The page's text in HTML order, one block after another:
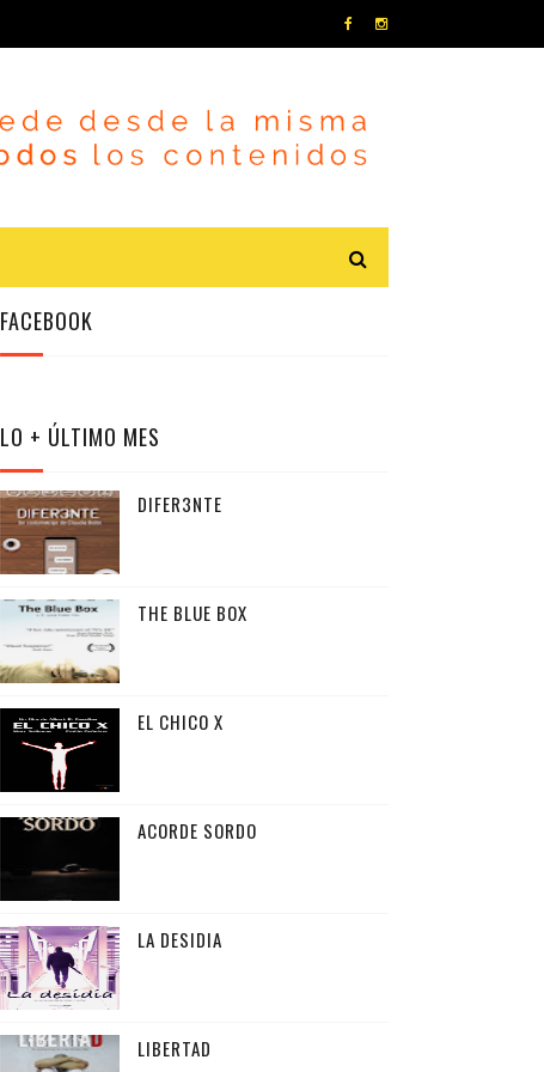
FACEBOOK
LO + ÚLTIMO MES
DIFER3NTE
THE BLUE BOX
EL CHICO X
ACORDE SORDO
LA DESIDIA
LIBERTAD